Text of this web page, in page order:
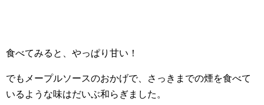
食べてみると、やっぱり甘い！
でもメープルソースのおかげで、さっきまでの煙を食べて
いるような味はだいぶ和らぎました。